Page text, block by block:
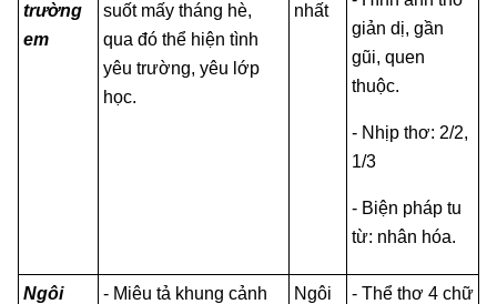
trường
em
suốt mấy tháng hè,
qua đó thể hiện tình
yêu trường, yêu lớp
học.
nhất
giản dị, gần
gũi, quen
thuộc.
- Nhịp thơ: 2/2,
1/3
- Biện pháp tu
từ: nhân hóa.
Ngôi
- Miêu tả khung cảnh
Ngôi
- Thể thơ 4 chữ